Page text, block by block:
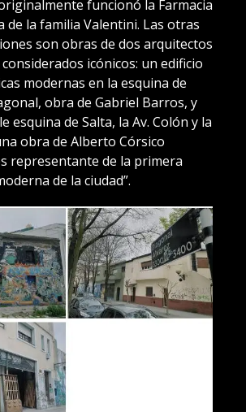
funcionó la Farmacia
de la familia Valentini. Las otras
son obras de dos arquitectos
icónicos: un edificio
modernas en la esquina de
obra de Gabriel Barros, y
esquina de Salta, la Av. Colón y la
obra de Alberto Córsico
representante de la primera
de la ciudad”.